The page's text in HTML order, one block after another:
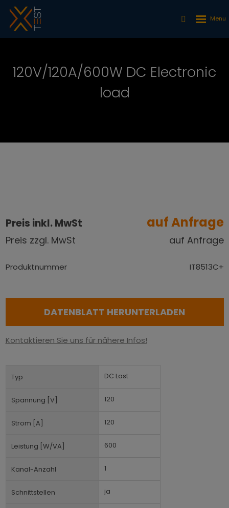
120V/120A/600W DC Electronic
load
Preis inkl. MwSt auf Anfrage
Preis zzgl. MwSt auf Anfrage
Produktnummer IT8513C+
DATENBLATT HERUNTERLADEN
Kontaktieren Sie uns für nähere Infos!
Typ DC Last
Spannung [V] 120
Strom [A] 120
Leistung [W/VA] 600
Kanal-Anzahl 1
Schnittstellen ja